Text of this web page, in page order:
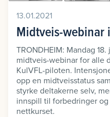
13.01.2021
Midtveis-webinar
TRONDHEIM: Mandag
midtveis-webinar for alle
KulVFL-piloten.
opp en midtveisstatus
styrke deltakerne selv,
innspill til forbedringer
nettkurset.